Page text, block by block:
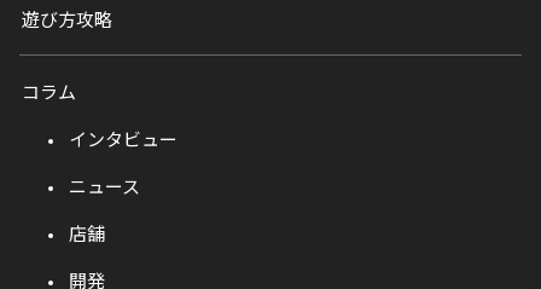
遊び方攻略
コラム
インタビュー
ニュース
店舗
開発